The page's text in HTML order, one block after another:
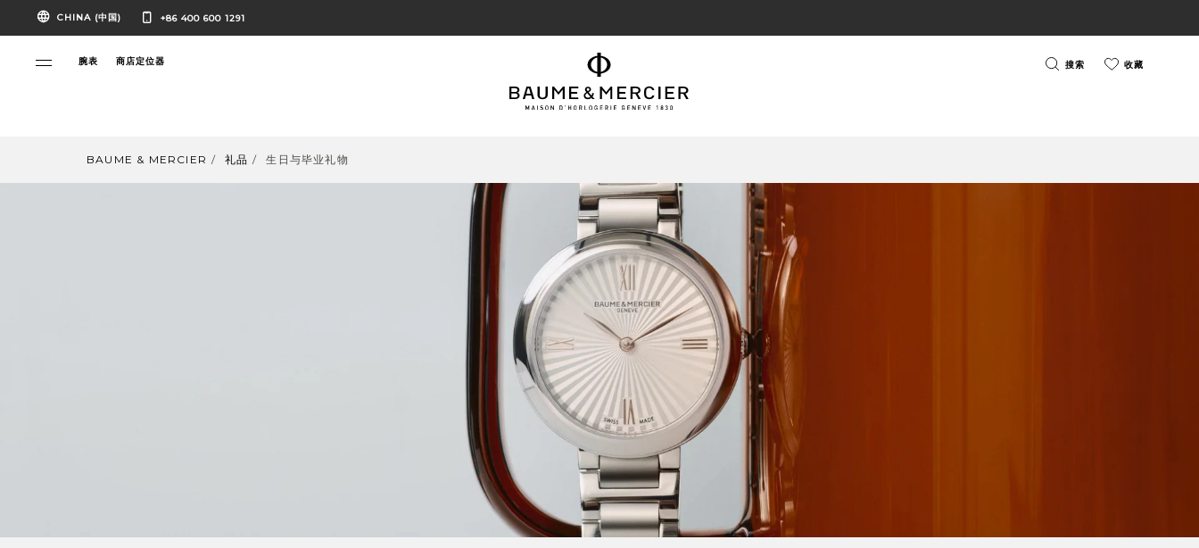
CHINA (中国) +86 400 600 1291
腕表 商店定位器 搜索 收藏
BAUME & MERCIER 礼品 生日与毕业礼物